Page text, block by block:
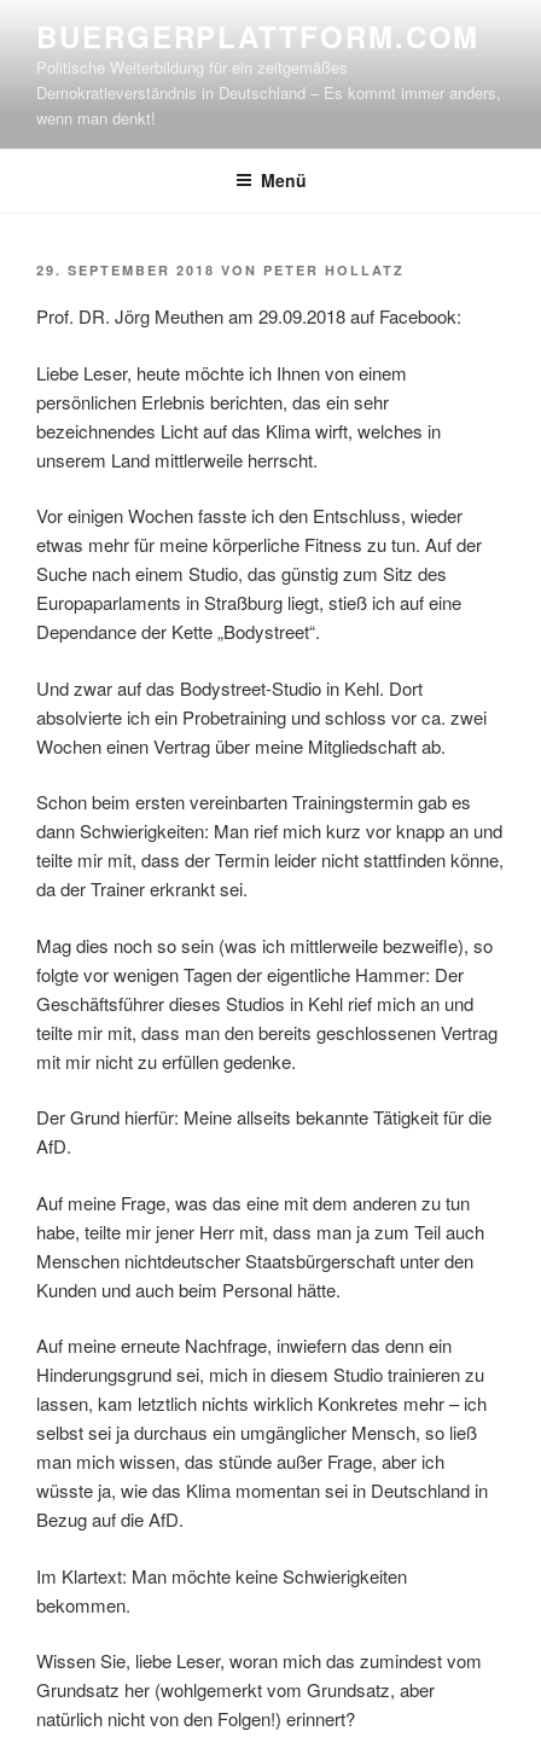
springen
BUERGERPLATTFORM.COM
Politische Weiterbildung für ein zeitgemäßes
Demokratieverständnis in Deutschland – Es kommt immer anders,
wenn man denkt!
Menü
VERÖFFENTLICHT
29. SEPTEMBER 2018 VON PETER HOLLATZ
Prof. DR. Jörg Meuthen am 29.09.2018 auf Facebook:
Liebe Leser, heute möchte ich Ihnen von einem
persönlichen Erlebnis berichten, das ein sehr
bezeichnendes Licht auf das Klima wirft, welches in
unserem Land mittlerweile herrscht.
Vor einigen Wochen fasste ich den Entschluss, wieder
etwas mehr für meine körperliche Fitness zu tun. Auf der
Suche nach einem Studio, das günstig zum Sitz des
Europaparlaments in Straßburg liegt, stieß ich auf eine
Dependance der Kette „Bodystreet“.
Und zwar auf das Bodystreet-Studio in Kehl. Dort
absolvierte ich ein Probetraining und schloss vor ca. zwei
Wochen einen Vertrag über meine Mitgliedschaft ab.
Schon beim ersten vereinbarten Trainingstermin gab es
dann Schwierigkeiten: Man rief mich kurz vor knapp an und
teilte mir mit, dass der Termin leider nicht stattfinden könne,
da der Trainer erkrankt sei.
Mag dies noch so sein (was ich mittlerweile bezweifle), so
folgte vor wenigen Tagen der eigentliche Hammer: Der
Geschäftsführer dieses Studios in Kehl rief mich an und
teilte mir mit, dass man den bereits geschlossenen Vertrag
mit mir nicht zu erfüllen gedenke.
Der Grund hierfür: Meine allseits bekannte Tätigkeit für die
AfD.
Auf meine Frage, was das eine mit dem anderen zu tun
habe, teilte mir jener Herr mit, dass man ja zum Teil auch
Menschen nichtdeutscher Staatsbürgerschaft unter den
Kunden und auch beim Personal hätte.
Auf meine erneute Nachfrage, inwiefern das denn ein
Hinderungsgrund sei, mich in diesem Studio trainieren zu
lassen, kam letztlich nichts wirklich Konkretes mehr – ich
selbst sei ja durchaus ein umgänglicher Mensch, so ließ
man mich wissen, das stünde außer Frage, aber ich
wüsste ja, wie das Klima momentan sei in Deutschland in
Bezug auf die AfD.
Im Klartext: Man möchte keine Schwierigkeiten
bekommen.
Wissen Sie, liebe Leser, woran mich das zumindest vom
Grundsatz her (wohlgemerkt vom Grundsatz, aber
natürlich nicht von den Folgen!) erinnert?